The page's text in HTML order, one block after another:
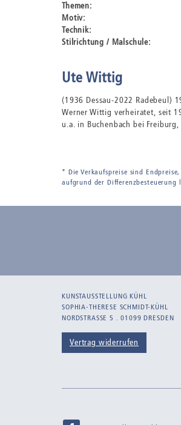
Themen:
Motiv:
Technik:
Stilrichtung / Malschule:
Ute Wittig
(1936 Dessau-2022 Radebeul)
Werner Wittig verheiratet, seit
u.a. in Buchenbach bei
* Die Verkaufspreise sind
aufgrund der
KUNSTAUSSTELLUNG KÜHL
SOPHIA-THERESE SCHMIDT-KÜHL
NORDSTRASSE 5 . 01099 DRESDEN
Vertrag widerrufen